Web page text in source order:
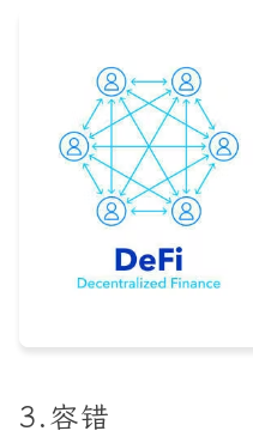
3.容错